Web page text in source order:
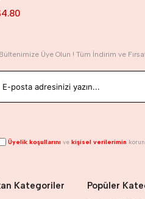
Bültenimize Üye Olun ! Tüm İndirim ve
Üyelik koşullarını ve kişisel verilerimin
Kategoriler Popüler